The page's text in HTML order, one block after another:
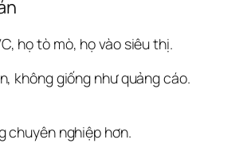
họ tò mò, họ vào siêu thị.
không giống như quảng cáo.
chuyên nghiệp hơn.